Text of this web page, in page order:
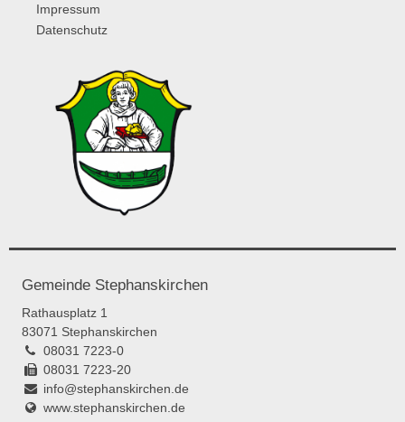
Impressum
Datenschutz
Gemeinde Stephanskirchen
Rathausplatz 1
83071 Stephanskirchen
08031 7223-0
08031 7223-20
info@stephanskirchen.de
www.stephanskirchen.de